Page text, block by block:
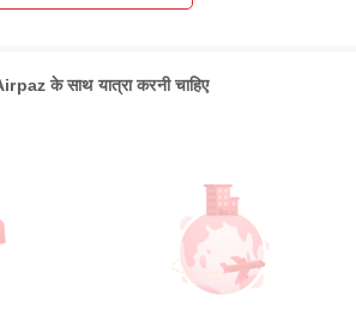
के साथ यात्रा करनी चाहिए